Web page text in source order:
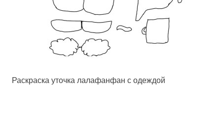
Раскраска уточка лалафанфан с одеждой